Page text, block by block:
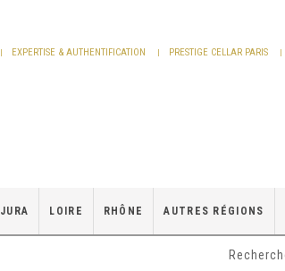
EXPERTISE & AUTHENTIFICATION PRESTIGE CELLAR PARIS
JURA LOIRE RHÔNE AUTRES RÉGIONS